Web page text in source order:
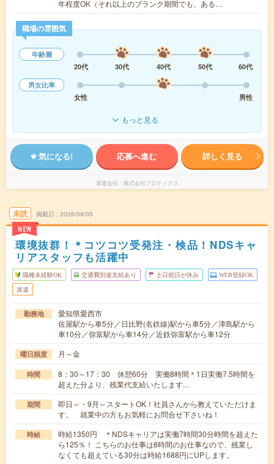
年程度OK（それ以上のブランク期間でも、ある…
職場の雰囲気
年齢層
20代
30代 40代 50代
60代
男女比率
女性
男性
もっと見る
気になる! 応募へ進む 詳しく見る
派遣会社 株式会社プロテックス
未読
NEW
掲載日 2026/08/05
環境抜群！＊コツコツ受発注・検品！NDSキャ
リアスタッフも活躍中
職種未経験OK 交通費別途支給あり 土日祝日が休み WEB登録OK
派遣
勤務地
愛知県愛西市
佐屋駅から車5分／日比野(名鉄線)駅から車5分／津島駅から
車10分／弥富駅から車14分／近鉄弥富駅から車12分
曜日頻度 月～金
時間
8：30～17：30 休憩60分 実働8時間＊1日実働7.5時間を
超えた分より、残業代支給いたします…
期間
即日～・9月～スタートOK！社員さんから教えていただけま
す。 就業中の方もお気軽にお問合せ下さいね！
時給
時給1350円 ＊NDSキャリアは実働7時間30分時間を超えた
ら125％！ こちらのお仕事は8時間のお仕事なので、残業し
なくても超えている30分は時給1688円にUPします。